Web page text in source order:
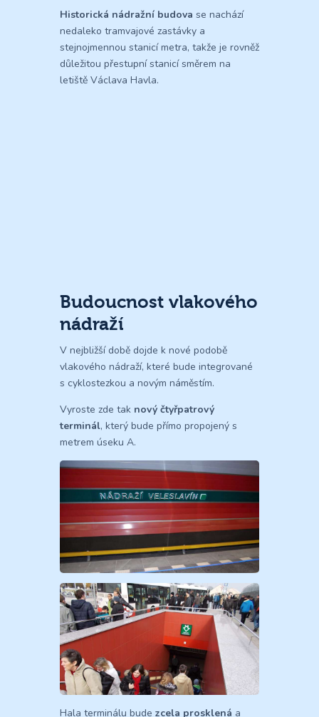
Historická nádražní budova se nachází
nedaleko tramvajové zastávky a
stejnojmennou stanicí metra, takže je rovněž
důležitou přestupní stanicí směrem na
letiště Václava Havla.
Budoucnost vlakového
nádraží
V nejbližší době dojde k nové podobě
vlakového nádraží, které bude integrované
s cyklostezkou a novým náměstím.
Vyroste zde tak nový čtyřpatrový
terminál, který bude přímo propojený s
metrem úseku A.
Hala terminálu bude zcela prosklená a